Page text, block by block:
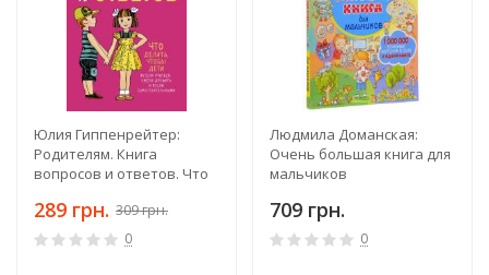
Юлия Гиппенрейтер:
Родителям. Книга
вопросов и ответов. Что
хотели учиться, умели
дружить...
289 грн. 309 грн.
0
Людмила Доманская:
Очень большая книга для
мальчиков
709 грн.
0